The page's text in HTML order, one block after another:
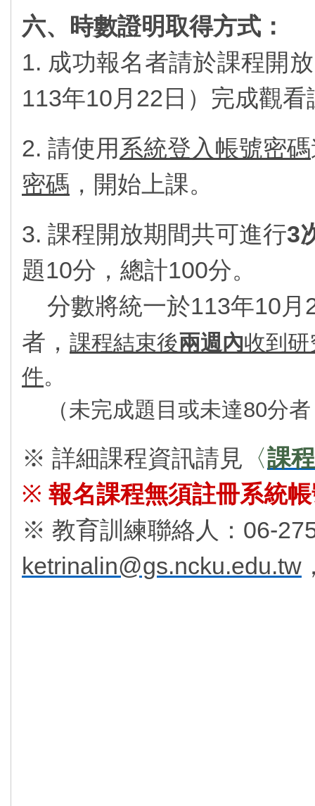
六、時數證明取得方式：
1. 成功報名者請於課程開
113年10月22日）完成觀
2. 請使用 系統登入帳號密碼
密碼 ，開始上課。
3. 課程開放期間共可進行3
題10分，總計100分。
分數將統一於113年10月
者， 課程結束後兩週內收到
件。
（未完成題目或未達80分
※ 詳細課程資訊請見 〈課
※ 報名課程無須註冊系統
※ 教育訓練聯絡人：06-
ketrinalin@gs.ncku.edu.tw